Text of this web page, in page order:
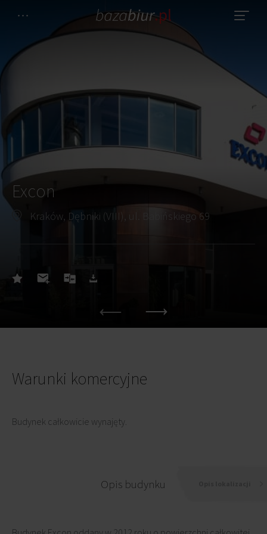
Excon
Kraków, Dębniki (VIII), ul. Babińskiego 69
Warunki komercyjne
Budynek całkowicie wynajęty.
Opis budynku